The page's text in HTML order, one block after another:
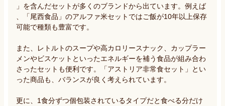
」を含んだセットが多くのブランドから出ています。例えば
、「尾西食品」のアルファ米セットではご飯が10年以上保存
可能で種類も豊富です。
また、レトルトのスープや高カロリースナック、カップラー
メンやビスケットといったエネルギーを補う食品が組み合わ
さったセットも便利です。「アストリア非常食セット」とい
った商品も、バランスが良く考えられています。
更に、1食分ずつ個包装されているタイプだと食べる分だけ